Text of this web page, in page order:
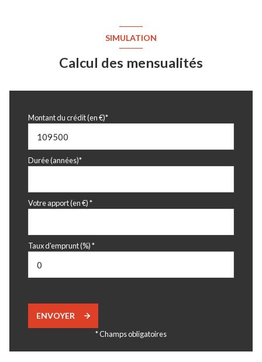
SIMULATION
Calcul des mensualités
Montant du crédit (en €)*
Durée (années)*
Votre apport (en €) *
Taux d'emprunt (%) *
ENVOYER
* Champs obligatoires